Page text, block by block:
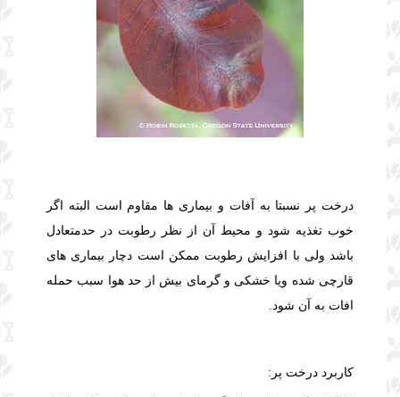
درخت پر نسبتا به آفات و بیماری ها مقاوم است البته اگر
خوب تغذیه شود و محیط آن از نظر رطوبت در حدمتعادل
باشد ولی با افزایش رطوبت ممکن است دچار بیماری های
قارچی شده ویا خشکی و گرمای بیش از حد هوا سبب حمله
افات به آن شود.
کاربرد درخت پر: